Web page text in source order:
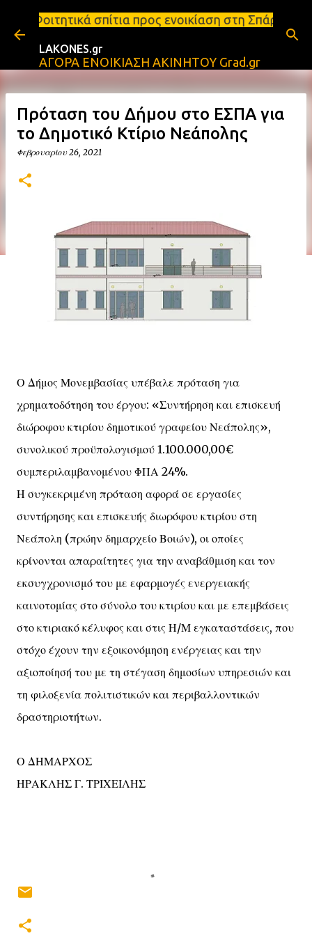
Μετάβαση στο κύριο περιεχόμενο
προς ενοικίαση στη Σπάρτη Ενοικιάσεις
LAKONES.gr
ΑΓΟΡΑ ΕΝΟΙΚΙΑΣΗ ΑΚΙΝΗΤΟΥ Grad.gr
Πρόταση του Δήμου στο ΕΣΠΑ για
το Δημοτικό Κτίριο Νεάπολης
Φεβρουαρίου 26, 2021
Ο Δήμος Μονεμβασίας υπέβαλε πρόταση για
χρηματοδότηση του έργου: «Συντήρηση και επισκευή
διώροφου κτιρίου δημοτικού γραφείου Νεάπολης»,
συνολικού προϋπολογισμού 1.100.000,00€
συμπεριλαμβανομένου ΦΠΑ 24%.
Η συγκεκριμένη πρόταση αφορά σε εργασίες
συντήρησης και επισκευής διωρόφου κτιρίου στη
Νεάπολη (πρώην δημαρχείο Βοιών), οι οποίες
κρίνονται απαραίτητες για την αναβάθμιση και τον
εκσυγχρονισμό του με εφαρμογές ενεργειακής
καινοτομίας στο σύνολο του κτιρίου και με επεμβάσεις
στο κτιριακό κέλυφος και στις Η/Μ εγκαταστάσεις, που
στόχο έχουν την εξοικονόμηση ενέργειας και την
αξιοποίησή του με τη στέγαση δημοσίων υπηρεσιών και
τη φιλοξενία πολιτιστικών και περιβαλλοντικών
δραστηριοτήτων.
Ο ΔΗΜΑΡΧΟΣ
ΗΡΑΚΛΗΣ Γ. ΤΡΙΧΕΙΛΗΣ